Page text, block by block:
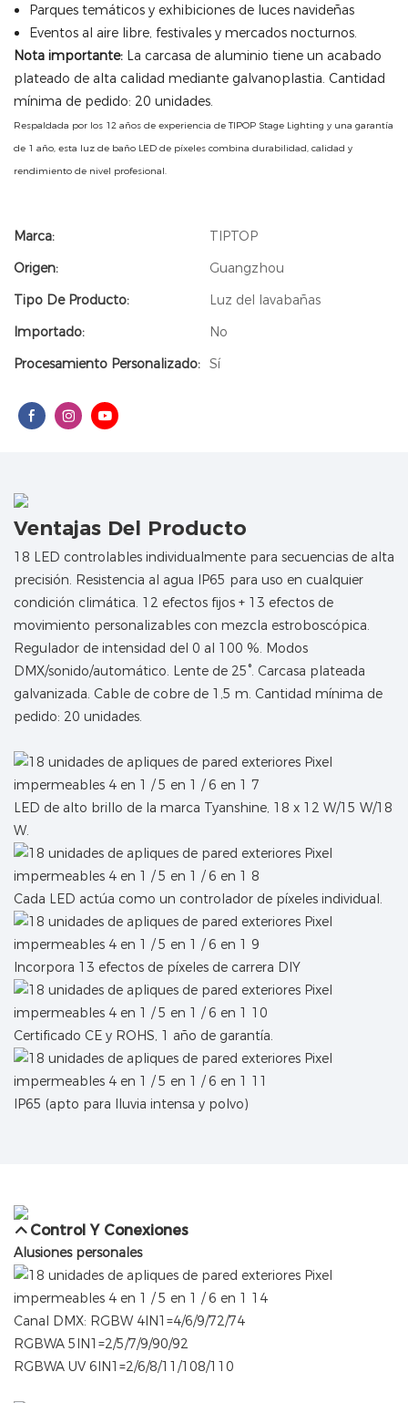
Parques temáticos y exhibiciones de luces navideñas
Eventos al aire libre, festivales y mercados nocturnos.
Nota importante: La carcasa de aluminio tiene un acabado
plateado de alta calidad mediante galvanoplastia. Cantidad
mínima de pedido: 20 unidades.
Respaldada por los 12 años de experiencia de TIPOP Stage Lighting y una garantía
de 1 año, esta luz de baño LED de píxeles combina durabilidad, calidad y
rendimiento de nivel profesional.
Marca:
TIPTOP
Origen:
Guangzhou
Tipo De Producto:
Luz del lavabañas
Importado:
No
Procesamiento Personalizado: Sí
Ventajas Del Producto
18 LED controlables individualmente para secuencias de alta
precisión. Resistencia al agua IP65 para uso en cualquier
condición climática. 12 efectos fijos + 13 efectos de
movimiento personalizables con mezcla estroboscópica.
Regulador de intensidad del 0 al 100 %. Modos
DMX/sonido/automático. Lente de 25°. Carcasa plateada
galvanizada. Cable de cobre de 1,5 m. Cantidad mínima de
pedido: 20 unidades.
LED de alto brillo de la marca Tyanshine, 18 x 12 W/15 W/18
W.
Cada LED actúa como un controlador de píxeles individual.
Incorpora 13 efectos de píxeles de carrera DIY
Certificado CE y ROHS, 1 año de garantía.
IP65 (apto para lluvia intensa y polvo)
Control Y Conexiones
Alusiones personales
Canal DMX: RGBW 4IN1=4/6/9/72/74
RGBWA 5IN1=2/5/7/9/90/92
RGBWA UV 6IN1=2/6/8/11/108/110